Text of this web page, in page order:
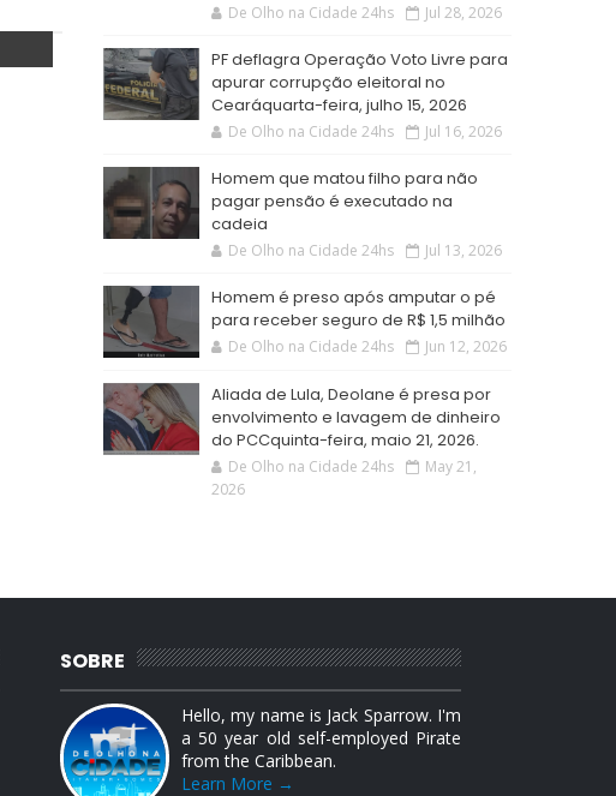
De Olho na Cidade 24hs Jul 28, 2026
PF deflagra Operação Voto Livre para
apurar corrupção eleitoral no
Cearáquarta-feira, julho 15, 2026
De Olho na Cidade 24hs Jul 16, 2026
Homem que matou filho para não
pagar pensão é executado na
cadeia
De Olho na Cidade 24hs Jul 13, 2026
Homem é preso após amputar o pé
para receber seguro de R$ 1,5 milhão
De Olho na Cidade 24hs Jun 12, 2026
Aliada de Lula, Deolane é presa por
envolvimento e lavagem de dinheiro
do PCCquinta-feira, maio 21, 2026.
De Olho na Cidade 24hs
May 21,
2026
SOBRE
Hello, my name is Jack Sparrow. I'm
a 50 year old self-employed Pirate
from the Caribbean.
Learn More →